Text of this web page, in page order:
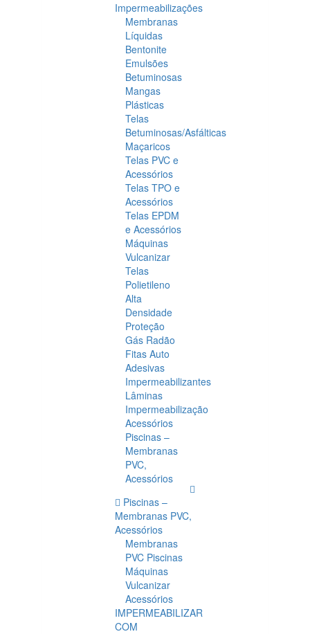
Impermeabilizações
Membranas
Líquidas
Bentonite
Emulsões
Betuminosas
Mangas
Plásticas
Telas
Betuminosas/Asfálticas
Maçaricos
Telas PVC e
Acessórios
Telas TPO e
Acessórios
Telas EPDM
e Acessórios
Máquinas
Vulcanizar
Telas
Polietileno
Alta
Densidade
Proteção
Gás Radão
Fitas Auto
Adesivas
Impermeabilizantes
Lâminas
Impermeabilização
Acessórios
Piscinas –
Membranas
PVC,
Acessórios
Piscinas –
Membranas PVC,
Acessórios
Membranas
PVC Piscinas
Máquinas
Vulcanizar
Acessórios
IMPERMEABILIZAR
COM